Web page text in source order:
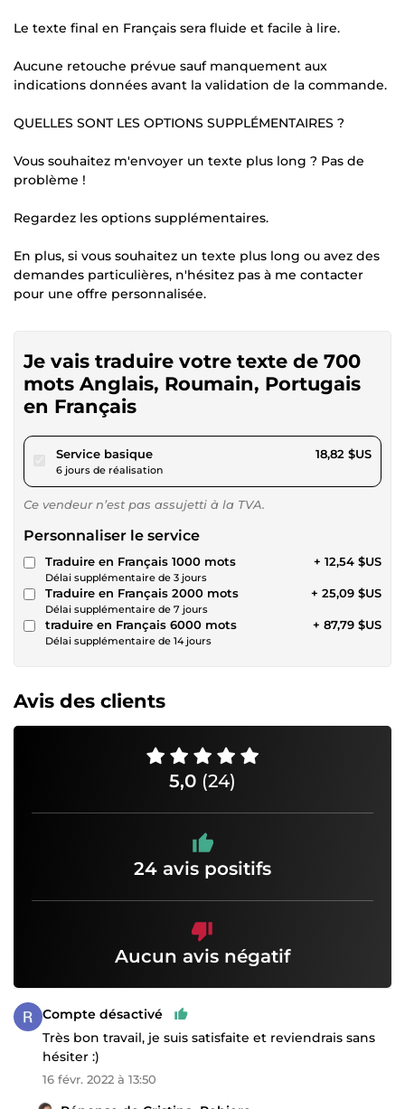
Le texte final en Français sera fluide et facile à lire.
Aucune retouche prévue sauf manquement aux
indications données avant la validation de la commande.
QUELLES SONT LES OPTIONS SUPPLÉMENTAIRES ?
Vous souhaitez m'envoyer un texte plus long ? Pas de
problème !
Regardez les options supplémentaires.
En plus, si vous souhaitez un texte plus long ou avez des
demandes particulières, n'hésitez pas à me contacter
pour une offre personnalisée.
Je vais traduire votre texte de 700
mots Anglais, Roumain, Portugais
en Français
Service basiquepour 17,34 $US
6 jours de réalisation
18,82 $US
Ce vendeur n’est pas assujetti à la TVA.
Personnaliser le service
Traduire en Français 1000 mots
Délai supplémentaire de 3 jours
+ 12,54 $US
Traduire en Français 2000 mots
Délai supplémentaire de 7 jours
+ 25,09 $US
traduire en Français 6000 mots
Délai supplémentaire de 14 jours
+ 87,79 $US
Avis des clients
5,0 (24)
24 avis positifs
Aucun avis négatif
Compte désactivé
Très bon travail, je suis satisfaite et reviendrais sans
hésiter :)
16 févr. 2022 à 13:50